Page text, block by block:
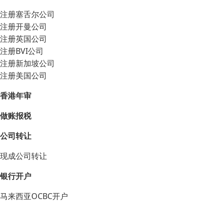
注册塞舌尔公司
注册开曼公司
注册英国公司
注册BVI公司
注册新加坡公司
注册美国公司
香港年审
做账报税
公司转让
现成公司转让
银行开户
马来西亚OCBC开户